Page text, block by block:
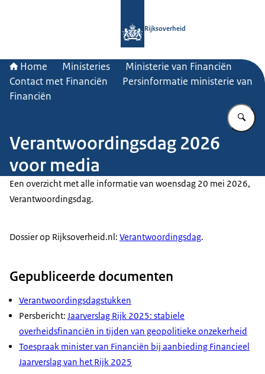
Rijksoverheid
Home Ministeries
Ministerie van Financiën
Contact met Financiën
Persinformatie ministerie van
Financiën
Verantwoordingsdag 2026
voor media
Een overzicht met alle informatie van woensdag 20 mei 2026,
Verantwoordingsdag.
Dossier op Rijksoverheid.nl: Verantwoordingsdag.
Gepubliceerde documenten
Verantwoordingsdagstukken
Persbericht: Jaarverslag Rijk 2025: stabiele
overheidsfinanciën in tijden van geopolitieke onzekerheid
Toespraak minister van Financiën bij aanbieding Financieel
Jaarverslag van het Rijk 2025